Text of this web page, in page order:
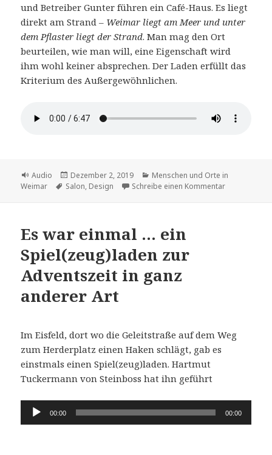
und Betreiber Gunter führen ein Café-Haus. Es liegt
direkt am Strand – Weimar liegt am Meer und unter
dem Pflaster liegt der Strand. Man mag den Ort
beurteilen, wie man will, eine Eigenschaft wird
ihm wohl keiner absprechen. Der Laden erfüllt das
Kriterium des Außergewöhnlichen.
Format
Audio
Veröffentlicht
am
Dezember 2, 2019 Kategorien
Menschen und Orte in
Weimar
Schlagwörter
Salon, Design Schreibe einen Kommentarzu In
Es war einmal … ein
Spiel(zeug)laden zur
Adventszeit in ganz
anderer Art
Im Eisfeld, dort wo die Geleitstraße auf dem Weg
zum Herderplatz einen Haken schlägt, gab es
einstmals einen Spiel(zeug)laden. Hartmut
Tuckermann von Steinboss hat ihn geführt
Audio-
00:00 00:00